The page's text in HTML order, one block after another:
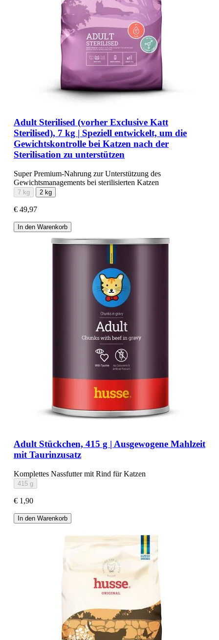
Adult Sterilised (vorher Exclusive Katt
Sterilised), 7 kg | Speziell entwickelt, um die
Gewichtskontrolle bei Katzen nach der
Sterilisation zu unterstützen
Super Premium-Nahrung zur Unterstützung des
Gewichtsmanagements bei sterilisierten Katzen
7 kg 2 kg
€ 49,97
In den Warenkorb
Adult Stückchen, 415 g | Ausgewogene Mahlzeit
mit Taurinzusatz
Komplettes Nassfutter mit Rind für Katzen
415 g
€ 1,90
In den Warenkorb